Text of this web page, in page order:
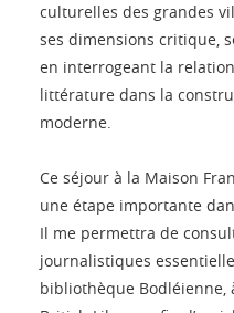
culturelles des grandes
ses dimensions critique,
en interrogeant la
littérature dans la
moderne.
Ce séjour à la Maison
une étape importante
Il me permettra de
journalistiques
bibliothèque Bodléienne,